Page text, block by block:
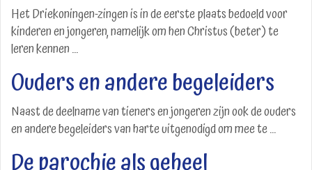
Het Driekoningen-zingen is in de eerste plaats bedoeld voor
kinderen en jongeren, namelijk om hen Christus (beter) te
leren kennen ...
Ouders en andere begeleiders
Naast de deelname van tieners en jongeren zijn ook de ouders
en andere begeleiders van harte uitgenodigd om mee te ...